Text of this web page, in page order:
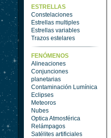
ESTRELLAS
Constelaciones
Estrellas multiples
Estrellas variables
Trazos estelares
FENÓMENOS
Alineaciones
Conjunciones
planetarias
Contaminación Lumínica
Eclipses
Meteoros
Nubes
Optica Atmosférica
Relámpagos
Satélites artificiales